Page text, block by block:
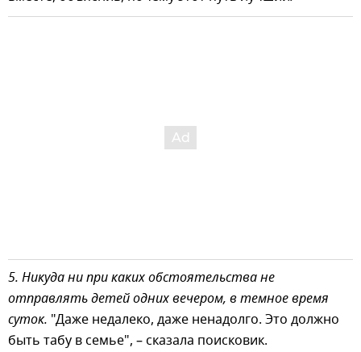
5. Никуда ни при каких обстоятельства не
отправлять детей одних вечером, в темное время
суток. "Даже недалеко, даже ненадолго. Это должно
быть табу в семье", – сказала поисковик.